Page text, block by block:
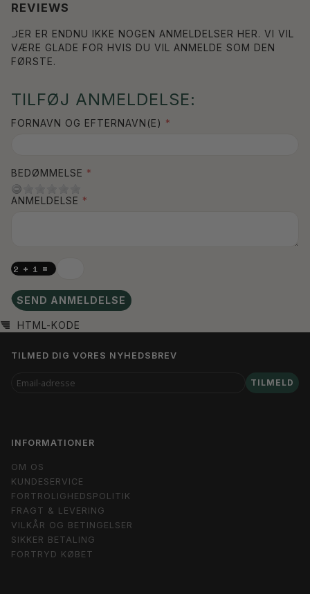
REVIEWS
DER ER ENDNU IKKE NOGEN ANMELDELSER HER. VI VIL
VÆRE GLADE FOR HVIS DU VIL ANMELDE SOM DEN
FØRSTE.
TILFØJ ANMELDELSE:
FORNAVN OG EFTERNAVN(E)
BEDØMMELSE
ANMELDELSE
SEND ANMELDELSE
HTML-KODE
TILMED DIG VORES NYHEDSBREV
EMAIL-
ADRESSE
TILMELD
INFORMATIONER
OM OS
KUNDESERVICE
FORTROLIGHEDSPOLITIK
FRAGT & LEVERING
VILKÅR OG BETINGELSER
SIKKER BETALING
FORTRYD KØBET